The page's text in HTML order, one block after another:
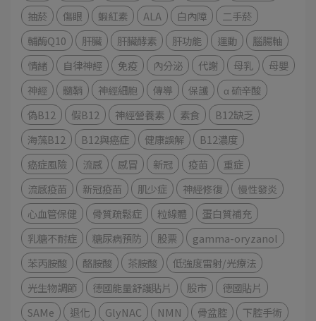
抽菸
傷眼 蝦紅素 ALA 白內障
二手菸
輔酶Q10
肝臟 肝臟酵素 肝功能 運動
腦腸軸
情緒
自律神經 免疫 內分泌 代謝 母乳
母嬰
神經
髓鞘 神經細胞 傳導 保護
α 硫辛酸
偽B12
假B12 神經營養素 素食
B12缺乏
海藻B12
B12與癌症 健康誤解
B12濃度
癌症風險
流感 感冒 新冠 疫苗
重症
流感疫苗
新冠疫苗 肌少症 神經修復
慢性發炎
心血管保健
骨質疏鬆症 粒線體
蛋白質補充
乳糖不耐症
糖尿病預防 股票
gamma-oryzanol
苯丙胺酸
酪胺酸 茶胺酸
低強度雷射/光療法
光生物調節
德國能量舒護貼片 股市
德國貼片
SAMe
退化 GlyNAC NMN 骨盆腔
下腔手術